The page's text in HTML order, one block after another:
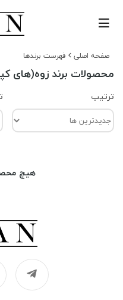
صفحه اصلی فهرست برندها
محصولات برند زوه(های
ترتیب
هیچ